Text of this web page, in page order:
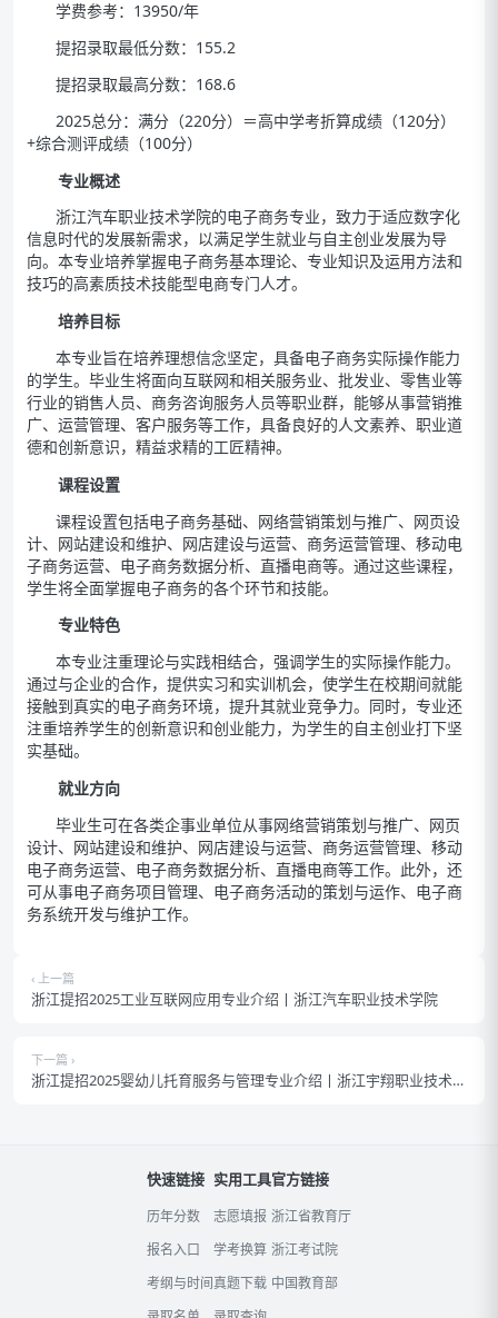
学费参考：13950/年
提招录取最低分数：155.2
提招录取最高分数：168.6
2025总分：满分（220分）＝高中学考折算成绩（120分）
+综合测评成绩（100分）
专业概述
浙江汽车职业技术学院的电子商务专业，致力于适应数字化
信息时代的发展新需求，以满足学生就业与自主创业发展为导
向。本专业培养掌握电子商务基本理论、专业知识及运用方法和
技巧的高素质技术技能型电商专门人才。
培养目标
本专业旨在培养理想信念坚定，具备电子商务实际操作能力
的学生。毕业生将面向互联网和相关服务业、批发业、零售业等
行业的销售人员、商务咨询服务人员等职业群，能够从事营销推
广、运营管理、客户服务等工作，具备良好的人文素养、职业道
德和创新意识，精益求精的工匠精神。
课程设置
课程设置包括电子商务基础、网络营销策划与推广、网页设
计、网站建设和维护、网店建设与运营、商务运营管理、移动电
子商务运营、电子商务数据分析、直播电商等。通过这些课程，
学生将全面掌握电子商务的各个环节和技能。
专业特色
本专业注重理论与实践相结合，强调学生的实际操作能力。
通过与企业的合作，提供实习和实训机会，使学生在校期间就能
接触到真实的电子商务环境，提升其就业竞争力。同时，专业还
注重培养学生的创新意识和创业能力，为学生的自主创业打下坚
实基础。
就业方向
毕业生可在各类企事业单位从事网络营销策划与推广、网页
设计、网站建设和维护、网店建设与运营、商务运营管理、移动
电子商务运营、电子商务数据分析、直播电商等工作。此外，还
可从事电子商务项目管理、电子商务活动的策划与运作、电子商
务系统开发与维护工作。
‹ 上一篇
浙江提招2025工业互联网应用专业介绍丨浙江汽车职业技术学院
下一篇 ›
浙江提招2025婴幼儿托育服务与管理专业介绍丨浙江宇翔职业技术学
快速链接
历年分数
报名入口
考纲与时间
实用工具
志愿填报
学考换算
真题下载
官方链接
浙江省教育厅
浙江考试院
中国教育部